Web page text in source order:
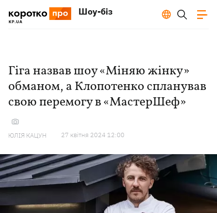
Шоу-біз
Гіга назвав шоу «Міняю жінку»
обманом, а Клопотенко спланував
свою перемогу в «МастерШеф»
ЮЛІЯ КАЦУН 27 квiтня 2024 12:00